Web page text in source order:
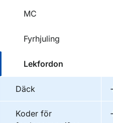
MC
Fyrhjuling
Lekfordon
Däck
Koder för